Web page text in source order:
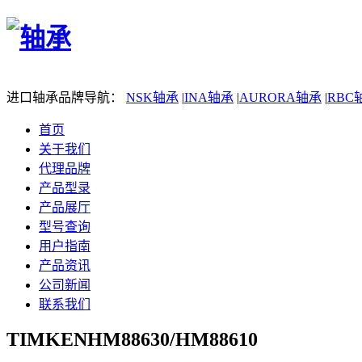
进口轴承品牌导航： NSK轴承 |INA轴承 |AURORA轴承 |RBC
首页
关于我们
代理品牌
产品型录
产品展厅
型号查询
用户指南
产品资讯
公司新闻
联系我们
TIMKENHM88630/HM88610